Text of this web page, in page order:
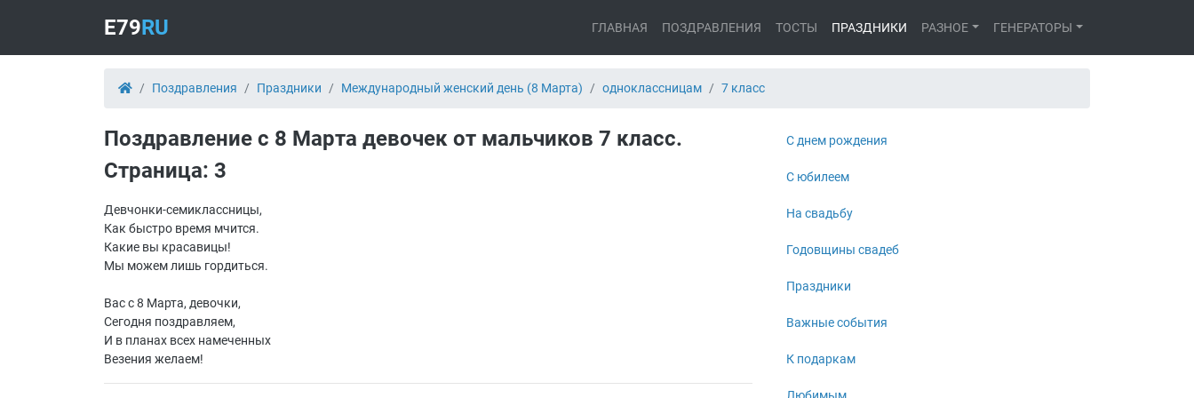
E79RU ГЛАВНАЯ ПОЗДРАВЛЕНИЯ ТОСТЫ ПРАЗДНИКИ РАЗНОЕ ГЕНЕРАТОРЫ
Поздравления Праздники Международный женский день (8 Марта) одноклассницам 7 класс
Поздравление с 8 Марта девочек от мальчиков 7 класс.
Страница: 3
Девчонки-семиклассницы,
Как быстро время мчится.
Какие вы красавицы!
Мы можем лишь гордиться.
Вас с 8 Марта, девочки,
Сегодня поздравляем,
И в планах всех намеченных
Везения желаем!
С днем рождения
С юбилеем
На свадьбу
Годовщины свадеб
Праздники
Важные события
К подаркам